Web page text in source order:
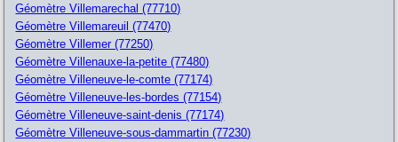
Géomètre Villemarechal (77710)
Géomètre Villemareuil (77470)
Géomètre Villemer (77250)
Géomètre Villenauxe-la-petite (77480)
Géomètre Villeneuve-le-comte (77174)
Géomètre Villeneuve-les-bordes (77154)
Géomètre Villeneuve-saint-denis (77174)
Géomètre Villeneuve-sous-dammartin (77230)